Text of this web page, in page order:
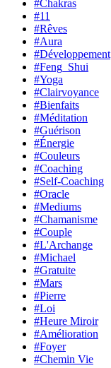
#Chakras
#11
#Rêves
#Aura
#Développement
#Feng_Shui
#Yoga
#Clairvoyance
#Bienfaits
#Méditation
#Guérison
#Énergie
#Couleurs
#Coaching
#Self-Coaching
#Oracle
#Mediums
#Chamanisme
#Couple
#L'Archange
#Michael
#Gratuite
#Mars
#Pierre
#Loi
#Heure Miroir
#Amélioration
#Foyer
#Chemin Vie